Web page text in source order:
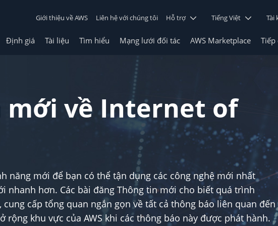
Giới thiệu về AWS Liên hệ với chúng tôi Hỗ trợ Tiếng Việt
Định giá Tài liệu Tìm hiểu Mạng lưới đối tác AWS Marketplace Tiếp
mới về Internet of
năng mới để bạn có thể tận dụng các công nghệ mới nhất
nhanh hơn. Các bài đăng Thông tin mới cho biết quá trình
cấp tổng quan ngắn gọn về tất cả thông báo liên quan đến
rộng khu vực của AWS khi các thông báo này được phát hành.